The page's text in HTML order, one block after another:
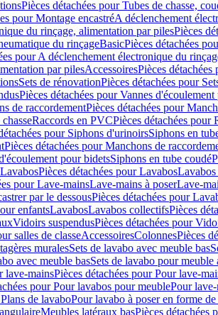
Pièces détachées pour Tubes de chasse,
pour Montage encastréA déclenchement
du rinçage, alimentation par pilesPièces
du rinçageBasicPièces détachées
pour A déclenchement électronique du
par pilesAccessoiresPièces détachées
Sets de rénovationPièces détachées pour
Pièces détachées pour Vannes
de raccordementPièces détachées pour
Raccords en PVCPièces détachées pour
pour Siphons d'urinoirsSiphons en
Pièces détachées pour Manchons de
pour bidetsSiphons en tube coudé
LavabosPièces détachées pour Lavabos
pour Lave-mainsLave-mains à poserLave-
par le dessousPièces détachées pour
enfantsLavabosLavabos collectifsPièces
Vidoirs suspendusPièces détachées pour
salles de classeAccessoiresColonnesPièces
muralesSets de lavabo avec meuble bas
avec meuble basSets de lavabo pour meuble
lave-mainsPièces détachées pour Pour lave-
pour Pour lavabos pour meublePour
de lavaboPour lavabo à poser en forme
Meubles latéraux basPièces détachées